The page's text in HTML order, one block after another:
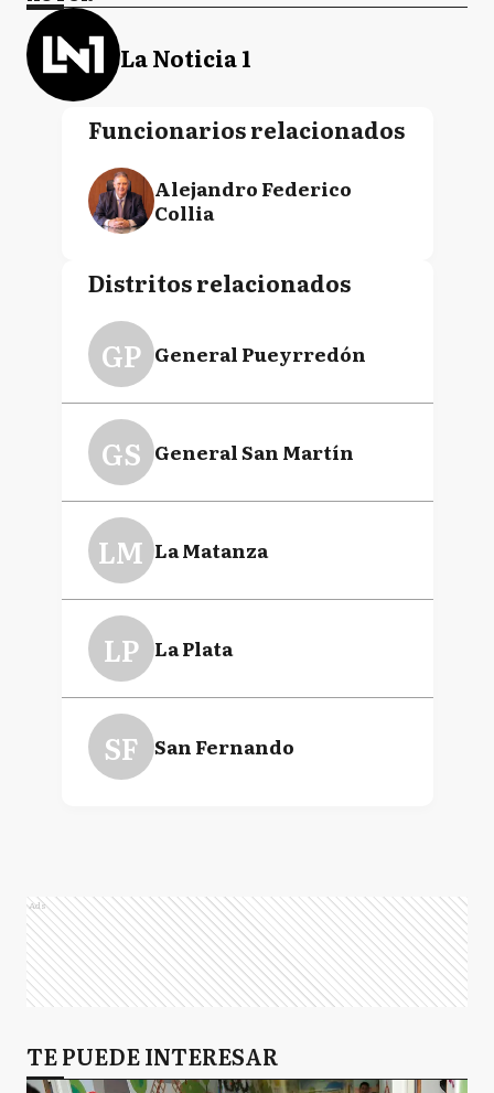
La Noticia 1
Funcionarios relacionados
Alejandro Federico
Collia
Distritos relacionados
GP General Pueyrredón
GS General San Martín
LM La Matanza
LP La Plata
SF San Fernando
Ads
TE PUEDE INTERESAR